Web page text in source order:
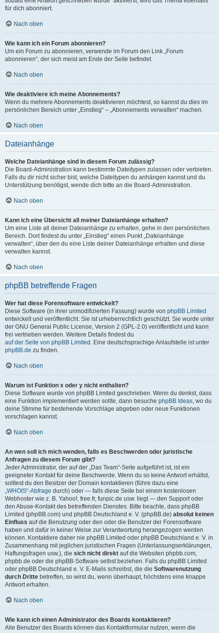
für dich abonniert.
Nach oben
Wie kann ich ein Forum abonnieren?
Um ein Forum zu abonnieren, verwende im Forum den Link „Forum
abonnieren“, der sich meist am Ende der Seite befindet.
Nach oben
Wie deaktiviere ich meine Abonnements?
Wenn du mehrere Abonnements deaktivieren möchtest, so kannst du dies im
persönlichen Bereich unter „Einstieg“ – „Abonnements verwalten“ machen.
Nach oben
Dateianhänge
Welche Dateianhänge sind in diesem Forum zulässig?
Die Board-Administration kann bestimmte Dateitypen zulassen oder verbieten.
Falls du dir nicht sicher bist, welche Dateitypen du anhängen kannst und du
Unterstützung benötigst, wende dich bitte an die Board-Administration.
Nach oben
Kann ich eine Übersicht all meiner Dateianhänge erhalten?
Um eine Liste all deiner Dateianhänge zu erhalten, gehe in den persönlichen
Bereich. Dort findest du unter „Einstieg“ einen Punkt „Dateianhänge
verwalten“, über den du eine Liste deiner Dateianhänge erhalten und diese
verwalten kannst.
Nach oben
phpBB betreffende Fragen
Wer hat diese Forensoftware entwickelt?
Diese Software (in ihrer unmodifizierten Fassung) wurde von phpBB Limited
entwickelt und veröffentlicht. Sie ist urheberrechtlich geschützt. Sie wurde unter
der GNU General Public License, Version 2 (GPL-2.0) veröffentlicht und kann
frei vertrieben werden. Weitere Details findest du
auf der Seite von phpBB Limited . Eine deutschsprachige Anlaufstelle ist unter
phpBB.de zu finden.
Nach oben
Warum ist Funktion x oder y nicht enthalten?
Diese Software wurde von phpBB Limited geschrieben. Wenn du denkst, dass
eine Funktion implementiert werden sollte, dann besuche phpBB Ideas, wo du
deine Stimme für bestehende Vorschläge abgeben oder neue Funktionen
vorschlagen kannst.
Nach oben
An wen soll ich mich wenden, falls es Beschwerden oder juristische
Anfragen zu diesem Forum gibt?
Jeder Administrator, der auf der „Das Team“-Seite aufgeführt ist, ist ein
geeigneter Kontakt für deine Beschwerde. Wenn du so keine Antwort erhältst,
solltest du den Besitzer der Domain kontaktieren (führe dazu eine
„WHOIS“-Abfrage durch) oder — falls diese Seite bei einem kostenlosen
Webhoster wie z. B. Yahoo!, free.fr, funpic.de usw. liegt — den Support oder
den Abuse-Kontakt des betreffenden Dienstes. Bitte beachte, dass phpBB
Limited (phpBB.com) und phpBB Deutschland e. V. (phpBB.de) absolut keinen
Einfluss auf die Benutzung oder den oder die Benutzer der Forensoftware
haben und dafür in keiner Weise zur Verantwortung herangezogen werden
können. Kontaktiere daher nie phpBB Limited oder phpBB Deutschland e. V. in
Zusammenhang mit jeglichen juristischen Fragen (Unterlassungserklärungen,
Haftungsfragen usw.), die sich nicht direkt auf die Websiten phpbb.com,
phpbb.de oder die phpBB-Software selbst beziehen. Falls du phpBB Limited
oder phpBB Deutschland e. V. E-Mails schreibst, die die Softwarenutzung
durch Dritte betreffen, so wirst du, wenn überhaupt, höchstens eine knappe
Antwort erhalten.
Nach oben
Wie kann ich einen Administrator des Boards kontaktieren?
Alle Benutzer des Boards können das Kontaktformular nutzen, wenn die